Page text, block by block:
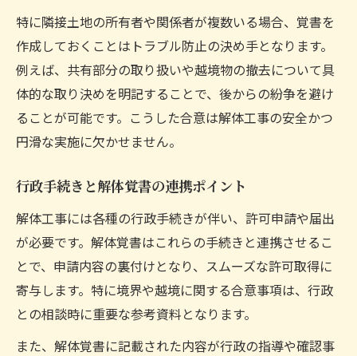
特に隣接土地の所有者や関係者が複数いる場合、覚書を
作成しておくことはトラブル防止の決め手となります。
例えば、共有部分の取り扱いや越境物の撤去について具
体的な取り決めを明記することで、後からの紛争を避け
ることが可能です。こうした合意は解体工事の安全かつ
円滑な実施に欠かせません。
行政手続きと解体覚書の連携ポイント
解体工事には各種の行政手続きが伴い、許可申請や届出
が必要です。解体覚書はこれらの手続きと連携させるこ
とで、申請内容の裏付けとなり、スムーズな許可取得に
寄与します。特に境界や越境に関する合意事項は、行政
との相談時に重要な参考資料となります。
また、解体覚書に記載された内容が行政の指導や確認事